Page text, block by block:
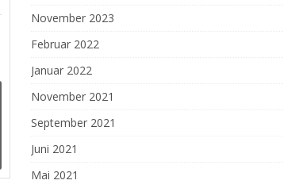
November 2023
Februar 2022
Januar 2022
November 2021
September 2021
Juni 2021
Mai 2021